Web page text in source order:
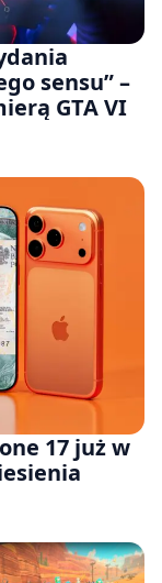
sensu” –
GTA VI
17 już w